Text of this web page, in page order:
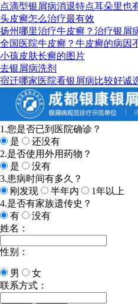
点滴型银屑病消退特点耳朵里也
头皮癣怎么治疗最有效
扬州哪里治疗牛皮癣？治疗银屑
全国医院牛皮癣？牛皮癣的病因
小孩皮肤长癣的图片
去银屑病洗剂
宿迁哪家医院看银屑病比较好诚
1.您是否已到医院确诊？
是
还没有
2.是否使用外用药物？
是
没有
3.患病时间有多久？
刚发现
半年内
1年以上
4.是否有家族遗传史？
有
没有
姓名：
性别：
男
女
联系方式：